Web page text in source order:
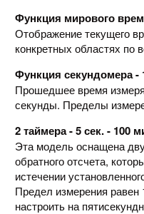
Функция мирового
Отображение текущего
конкретных областях по
Функция секундомера -
Прошедшее время
секунды. Пределы
2 таймера - 5 сек. - 100
Эта модель оснащена
обратного отсчета,
истечении
Предел измерения
настроить на